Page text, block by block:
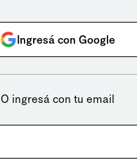
Ingresá con Google
O ingresá con tu email